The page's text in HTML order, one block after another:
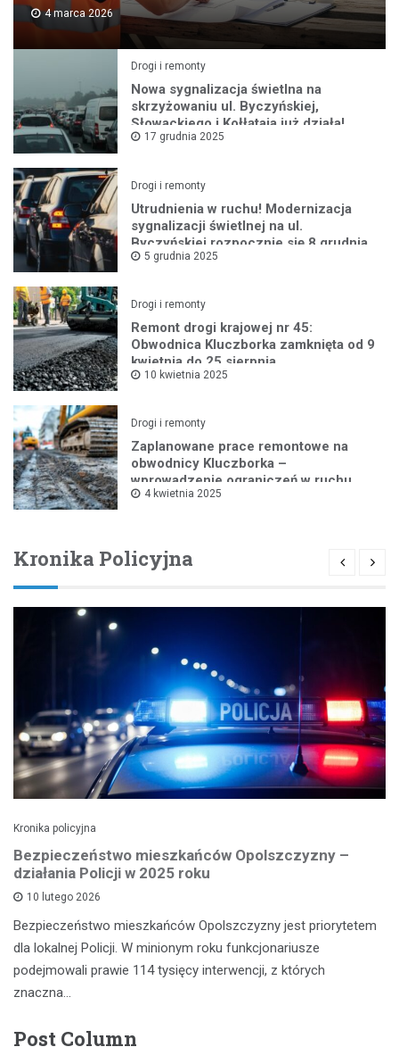
4 marca 2026
Drogi i remonty
Nowa sygnalizacja świetlna na
skrzyżowaniu ul. Byczyńskiej,
Słowackiego i Kołłątaja już działa!
17 grudnia 2025
Drogi i remonty
Utrudnienia w ruchu! Modernizacja
sygnalizacji świetlnej na ul.
Byczyńskiej rozpocznie się 8 grudnia
5 grudnia 2025
Drogi i remonty
Remont drogi krajowej nr 45:
Obwodnica Kluczborka zamknięta od 9
kwietnia do 25 sierpnia
10 kwietnia 2025
Drogi i remonty
Zaplanowane prace remontowe na
obwodnicy Kluczborka –
wprowadzenie ograniczeń w ruchu
drogowym
4 kwietnia 2025
Kronika Policyjna
Kronika policyjna
Bezpieczeństwo mieszkańców Opolszczyzny –
działania Policji w 2025 roku
10 lutego 2026
Bezpieczeństwo mieszkańców Opolszczyzny jest priorytetem
dla lokalnej Policji. W minionym roku funkcjonariusze
podejmowali prawie 114 tysięcy interwencji, z których
znaczna…
Post Column